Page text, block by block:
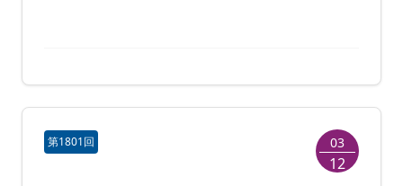
第1801回 03
12